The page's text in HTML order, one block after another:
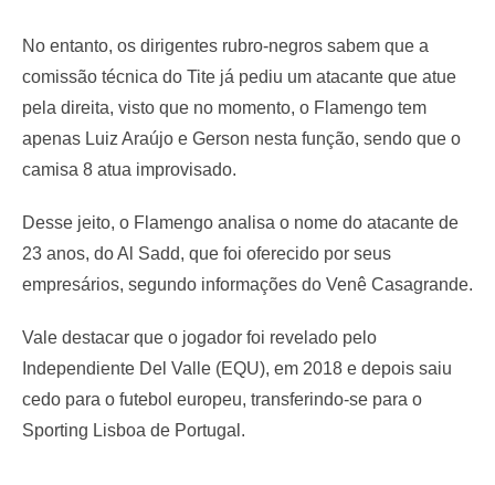
No entanto, os dirigentes rubro-negros sabem que a
comissão técnica do Tite já pediu um atacante que atue
pela direita, visto que no momento, o Flamengo tem
apenas Luiz Araújo e Gerson nesta função, sendo que o
camisa 8 atua improvisado.
Desse jeito, o Flamengo analisa o nome do atacante de
23 anos, do Al Sadd, que foi oferecido por seus
empresários, segundo informações do Venê Casagrande.
Vale destacar que o jogador foi revelado pelo
Independiente Del Valle (EQU), em 2018 e depois saiu
cedo para o futebol europeu, transferindo-se para o
Sporting Lisboa de Portugal.